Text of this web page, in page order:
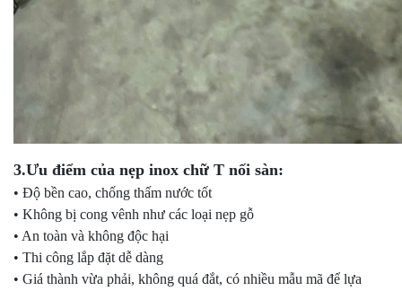
3.Ưu điểm của nẹp inox chữ T nối sàn:
• Độ bền cao, chống thấm nước tốt
• Không bị cong vênh như các loại nẹp gỗ
• An toàn và không độc hại
• Thi công lắp đặt dễ dàng
• Giá thành vừa phải, không quá đắt, có nhiều mẫu mã để lựa